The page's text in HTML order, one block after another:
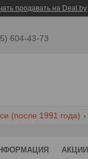
продавать на Deal.by
604-43-73
(после 1991 года)
АКЦИИ